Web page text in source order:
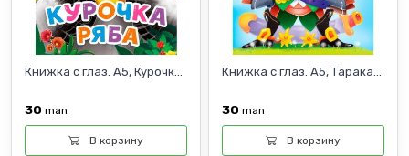
Книжка с глаз. А5, Курочк...
30 man
В корзину
Книжка с глаз. А5, Тарака...
30 man
В корзину